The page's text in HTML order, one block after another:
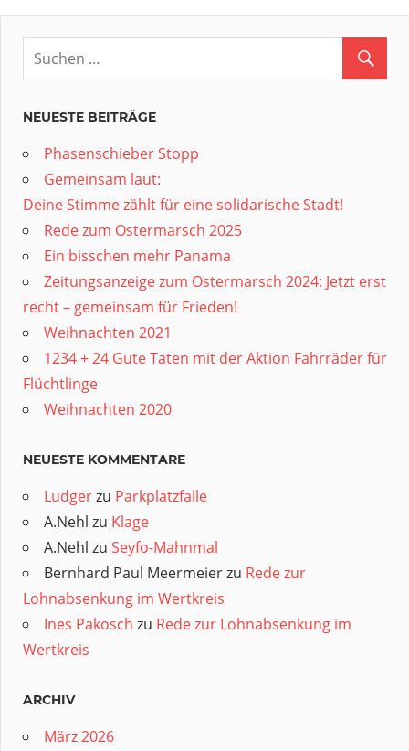
NEUESTE BEITRÄGE
Phasenschieber Stopp
Gemeinsam laut:
Deine Stimme zählt für eine solidarische Stadt!
Rede zum Ostermarsch 2025
Ein bisschen mehr Panama
Zeitungsanzeige zum Ostermarsch 2024: Jetzt erst
recht – gemeinsam für Frieden!
Weihnachten 2021
1234 + 24 Gute Taten mit der Aktion Fahrräder für
Flüchtlinge
Weihnachten 2020
NEUESTE KOMMENTARE
Ludgerzu Parkplatzfalle
A.Nehl zu Klage
A.Nehl zu Seyfo-Mahnmal
Bernhard Paul Meermeierzu Rede zur
Lohnabsenkung im Wertkreis
Ines Pakosch zu Rede zur Lohnabsenkung im
Wertkreis
ARCHIV
März 2026